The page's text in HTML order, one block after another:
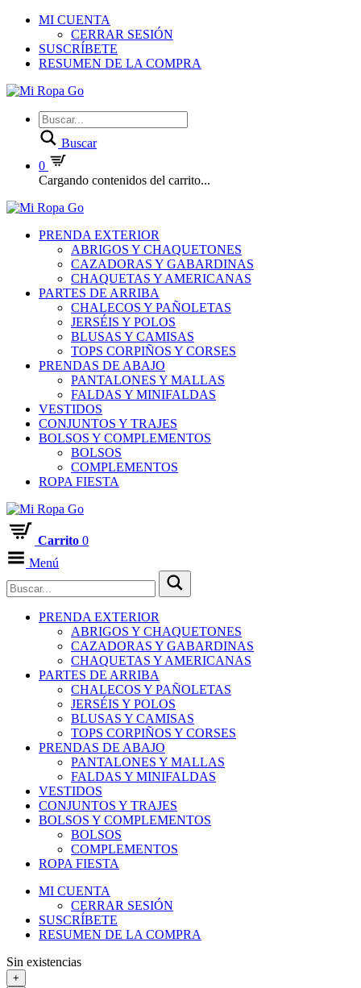
MI CUENTA
CERRAR SESIÓN
SUSCRÍBETE
RESUMEN DE LA COMPRA
Buscar
0
Cargando contenidos del carrito...
PRENDA EXTERIOR
ABRIGOS Y CHAQUETONES
CAZADORAS Y GABARDINAS
CHAQUETAS Y AMERICANAS
PARTES DE ARRIBA
CHALECOS Y PAÑOLETAS
JERSÉIS Y POLOS
BLUSAS Y CAMISAS
TOPS CORPIÑOS Y CORSES
PRENDAS DE ABAJO
PANTALONES Y MALLAS
FALDAS Y MINIFALDAS
VESTIDOS
CONJUNTOS Y TRAJES
BOLSOS Y COMPLEMENTOS
BOLSOS
COMPLEMENTOS
ROPA FIESTA
Carrito 0
Menú
PRENDA EXTERIOR
ABRIGOS Y CHAQUETONES
CAZADORAS Y GABARDINAS
CHAQUETAS Y AMERICANAS
PARTES DE ARRIBA
CHALECOS Y PAÑOLETAS
JERSÉIS Y POLOS
BLUSAS Y CAMISAS
TOPS CORPIÑOS Y CORSES
PRENDAS DE ABAJO
PANTALONES Y MALLAS
FALDAS Y MINIFALDAS
VESTIDOS
CONJUNTOS Y TRAJES
BOLSOS Y COMPLEMENTOS
BOLSOS
COMPLEMENTOS
ROPA FIESTA
MI CUENTA
CERRAR SESIÓN
SUSCRÍBETE
RESUMEN DE LA COMPRA
Sin existencias
+